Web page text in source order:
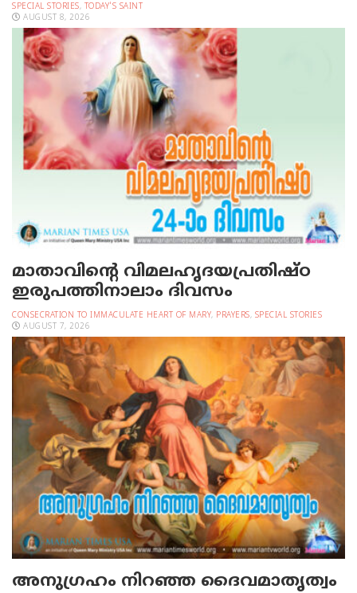
SPECIAL STORIES, TODAY'S SAINT
AUGUST 8, 2026
മാതാവിന്റെ വിമലഹൃദയപ്രതിഷ്ഠ
ഇരുപത്തിനാലാം ദിവസം
CONSECRATION TO IMMACULATE HEART OF MARY, PRAYERS, SPECIAL STORIES
AUGUST 7, 2026
അനുഗ്രഹം നിറഞ്ഞ ദൈവമാതൃത്വം